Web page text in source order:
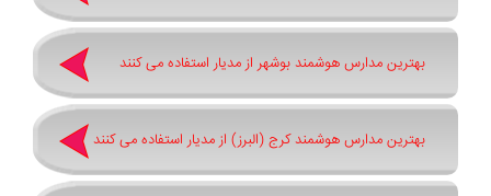
بهترین مدارس هوشمند بوشهر از مدیار استفاده می کنند
بهترین مدارس هوشمند کرج (البرز) از مدیار استفاده می کنند